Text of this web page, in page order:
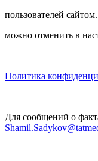
пользователей
можно отменить в
Политика
Для сообщений о